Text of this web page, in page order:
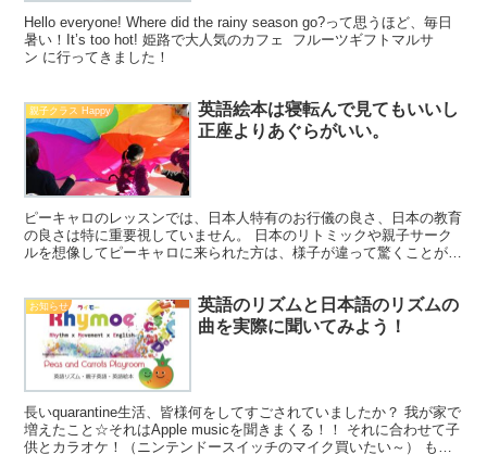
Hello everyone! Where did the rainy season go?って思うほど、毎日
暑い！It’s too hot! 姫路で大人気のカフェ フルーツギフトマルサ
ン に行ってきました！
親子クラス Happy
英語絵本は寝転んで見てもいいし
正座よりあぐらがいい。
ピーキャロのレッスンでは、日本人特有のお行儀の良さ、日本の教育
の良さは特に重要視していません。 日本のリトミックや親子サーク
ルを想像してピーキャロに来られた方は、様子が違って驚くことが多
お知らせ
英語のリズムと日本語のリズムの
曲を実際に聞いてみよう！
長いquarantine生活、皆様何をしてすごされていましたか？ 我が家で
増えたこと☆それはApple musicを聞きまくる！！ それに合わせて子
供とカラオケ！（ニンテンドースイッチのマイク買いたい～） もち